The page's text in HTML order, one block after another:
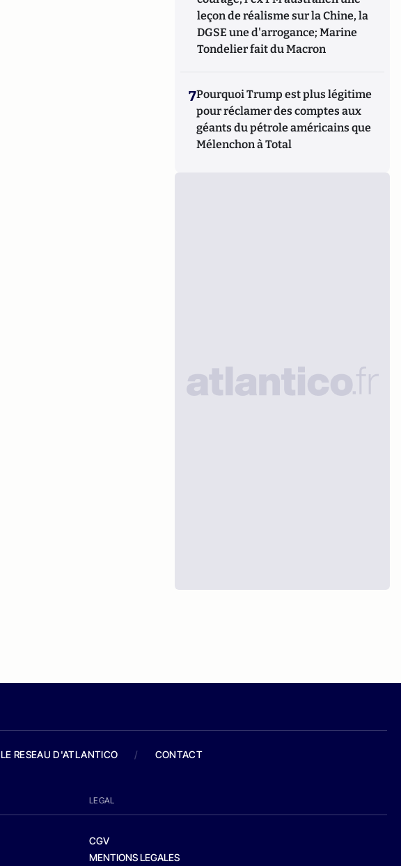
leçon de réalisme sur la Chine, la
DGSE une d'arrogance; Marine
Tondelier fait du Macron
7Pourquoi Trump est plus légitime
pour réclamer des comptes aux
géants du pétrole américains que
Mélenchon à Total
LE RESEAU D'ATLANTICO / CONTACT
LEGAL
CGV
MENTIONS LEGALES